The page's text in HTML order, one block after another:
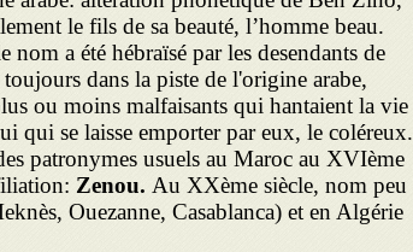
le fils de sa beauté, l’homme beau.
a été hébraïsé par les desendants de
dans la piste de l'origine arabe,
ou moins malfaisants qui hantaient la vie
qui se laisse emporter par eux, le coléreux.
patronymes usuels au Maroc au XVIème
Zenou. Au XXème siècle, nom peu
Ouezanne, Casablanca) et en Algérie